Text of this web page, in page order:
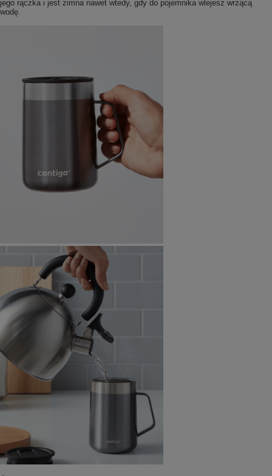
jego rączka i jest zimna nawet wtedy, gdy do pojemnika wlejesz wrzącą
wodę.